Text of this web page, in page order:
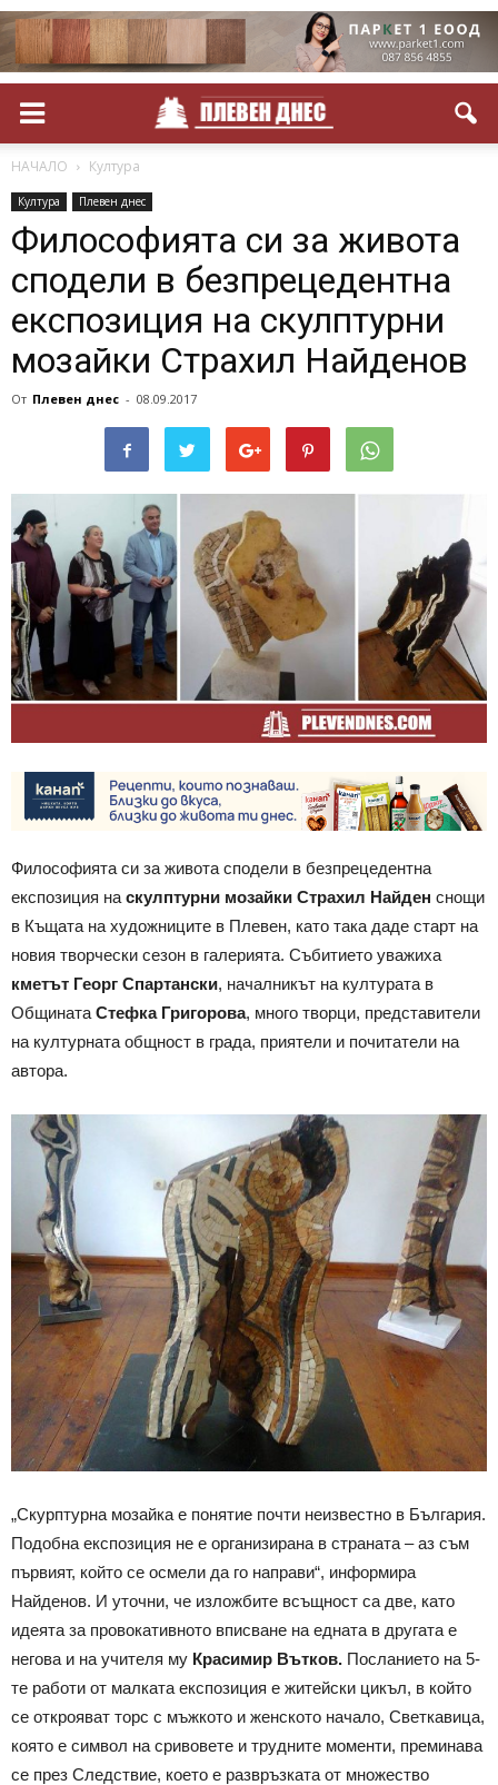
НАЧАЛО Култура
Култура Плевен днес
Философията си за живота
сподели в безпрецедентна
експозиция на скулптурни
мозайки Страхил Найденов
От Плевен днес - 08.09.2017
Философията си за живота сподели в безпрецедентна
експозиция на скулптурни мозайки Страхил Найден снощи
в Къщата на художниците в Плевен, като така даде старт на
новия творчески сезон в галерията. Събитието уважиха
кметът Георг Спартански, началникът на културата в
Общината Стефка Григорова, много творци, представители
на културната общност в града, приятели и почитатели на
автора.
„Скурптурна мозайка е понятие почти неизвестно в България.
Подобна експозиция не е организирана в страната – аз съм
първият, който се осмели да го направи“, информира
Найденов. И уточни, че изложбите всъщност са две, като
идеята за провокативното вписване на едната в другата е
негова и на учителя му Красимир Вътков. Посланието на 5-
те работи от малката експозиция е житейски цикъл, в който
се открояват торс с мъжкото и женското начало, Светкавица,
която е символ на сривовете и трудните моменти, преминава
се през Следствие, което е развръзката от множество